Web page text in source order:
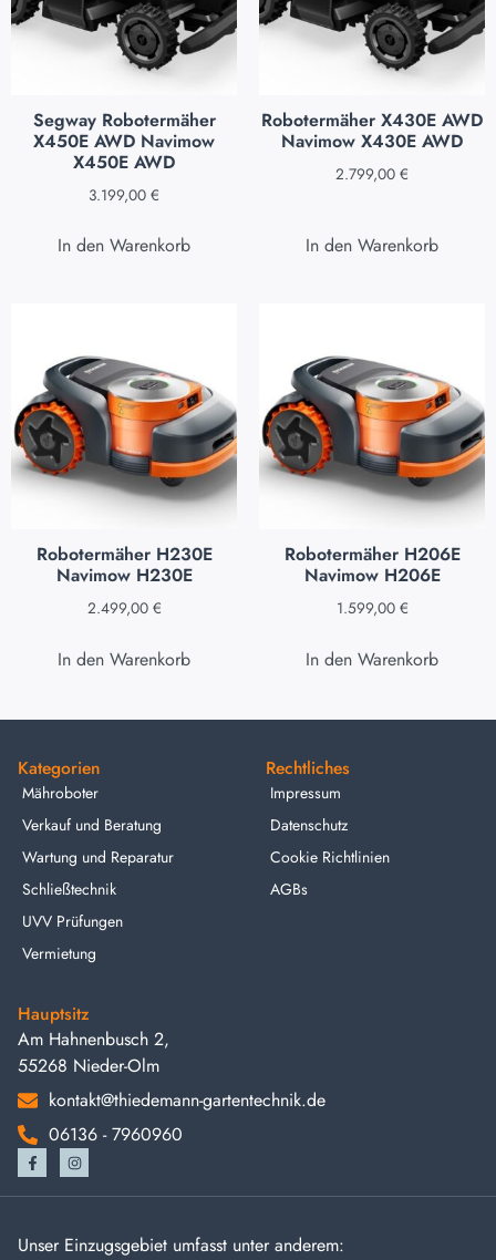
Segway Robotermäher
X450E AWD Navimow
X450E AWD
3.199,00 €
In den Warenkorb
Robotermäher X430E AWD
Navimow X430E AWD
2.799,00 €
In den Warenkorb
Robotermäher H230E
Navimow H230E
2.499,00 €
In den Warenkorb
Robotermäher H206E
Navimow H206E
1.599,00 €
In den Warenkorb
Kategorien
Mähroboter
Verkauf und Beratung
Wartung und Reparatur
Schließtechnik
UVV Prüfungen
Vermietung
Rechtliches
Impressum
Datenschutz
Cookie Richtlinien
AGBs
Hauptsitz
Am Hahnenbusch 2,
55268 Nieder-Olm
kontakt@thiedemann-gartentechnik.de
06136 - 7960960
Unser Einzugsgebiet umfasst unter anderem: